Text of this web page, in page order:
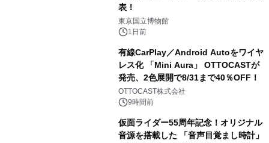
表！
東京国立博物館
1日前
有線CarPlay／Android Autoをワイヤ
レス化 「Mini Aura」 OTTOCASTが
発売、2色展開で8/31まで40％OFF！
OTTOCAST株式会社
9時間前
仮面ライダー55周年記念！オリジナル
音源を搭載した 「音声目覚まし時計」